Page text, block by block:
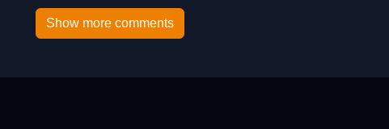
Show more comments